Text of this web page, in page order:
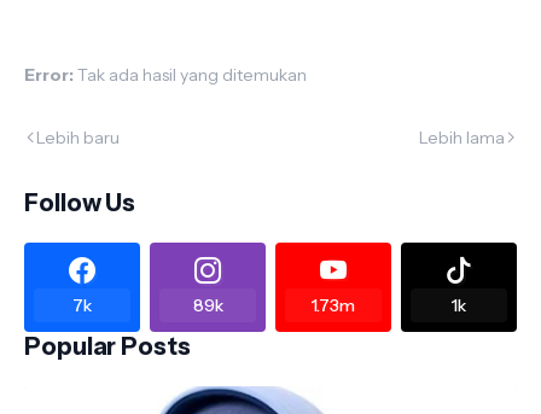
Error: Tak ada hasil yang ditemukan
Lebih baru Lebih lama
Follow Us
7k 89k 1.73m 1k
Popular Posts